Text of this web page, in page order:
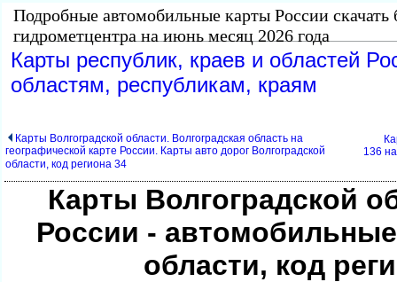
Подробные автомобильные карты России скачать
идрометцентра на июнь месяц 2026 года
Карты республик, краев и областей
областям, республикам, краям
Карты Волгоградской области. Волгоградская область на
еографической карте России. Карты авто дорог Волгоградской
области, код региона 34
136
Карты Волгоградской
России -
области, код